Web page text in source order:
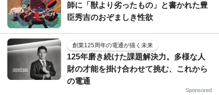
師に「獣より劣ったもの」と書かれた豊
臣秀吉のおぞましき性欲
創業125周年の電通が描く未来
125年磨き続けた課題解決力。多様な人
財の才能を掛け合わせて挑む、これから
の電通
Sponsored